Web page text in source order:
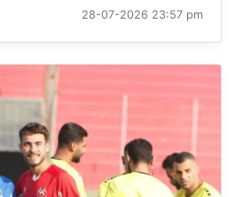
28-07-2026 23:57 pm